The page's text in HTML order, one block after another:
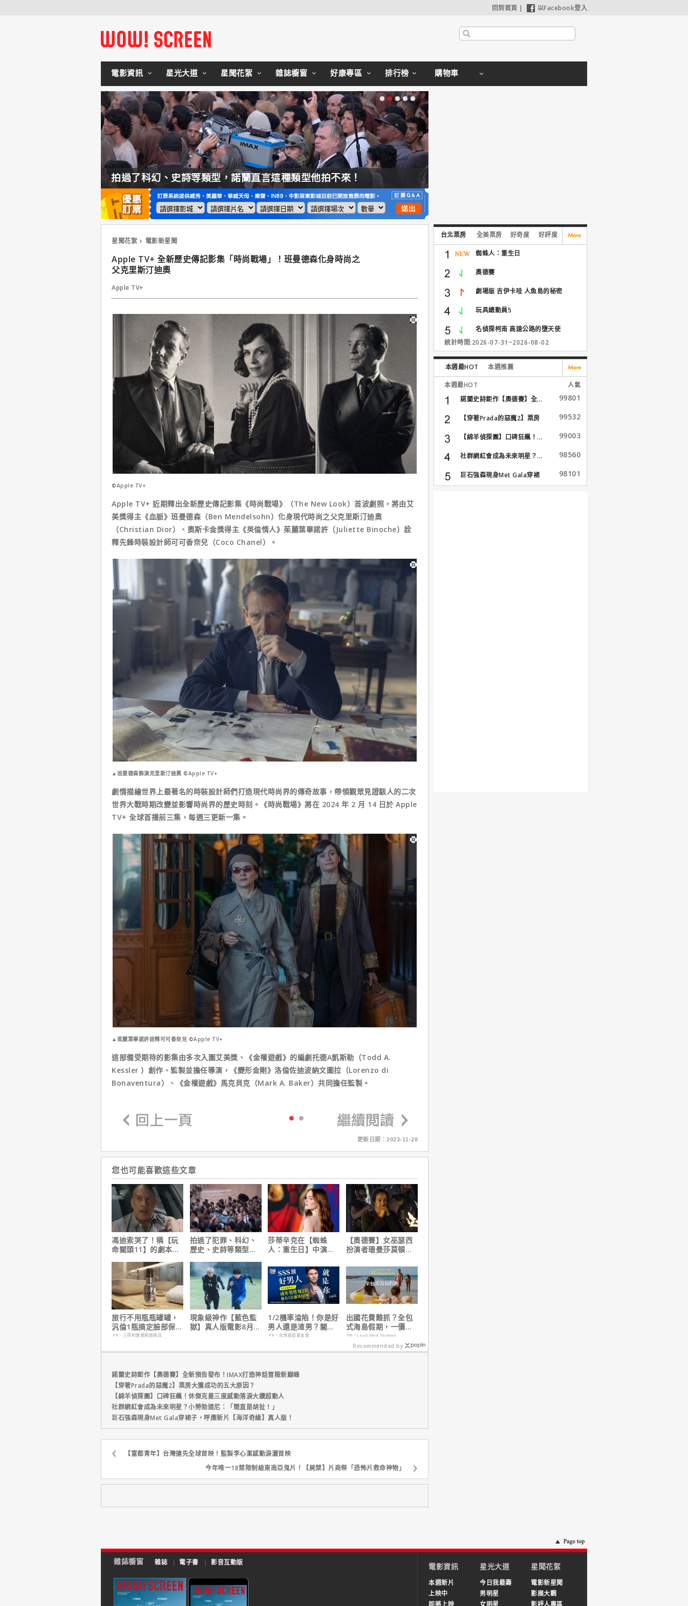
回到首頁 | 以Facebook登入
電影資訊 星光大道 星聞花絮 雜誌櫥窗 好康專區 排行榜 購物車
拍過了科幻、史詩等類型，諾蘭直言這種類型他拍不來！
星聞花絮 電影新星聞
Apple TV+ 全新歷史傳記影集「時尚戰場」！班曼德森化身時尚之
父克里斯汀迪奧
Apple TV+
©Apple TV+
Apple TV+ 近期釋出全新歷史傳記影集《時尚戰場》（The New Look）首波劇照，將由艾
美獎得主《血脈》班曼德森（Ben Mendelsohn）化身現代時尚之父克里斯汀迪奧
（Christian Dior）、奧斯卡金獎得主《英倫情人》茱麗葉畢諾許（Juliette Binoche）詮
釋先鋒時裝設計師可可香奈兒（Coco Chanel）。
▲班曼德森飾演克里斯汀迪奧 ©Apple TV+
劇情描繪世界上最著名的時裝設計師們打造現代時尚界的傳奇故事，帶領觀眾見證駭人的二次
世界大戰時期改變並影響時尚界的歷史時刻。《時尚戰場》將在 2024 年 2 月 14 日於 Apple
TV+ 全球首播前三集，每週三更新一集。
▲茱麗葉畢諾許詮釋可可香奈兒 ©Apple TV+
這部備受期待的影集由多次入圍艾美獎、《金權遊戲》的編劇托德A凱斯勒（Todd A.
Kessler ）創作、監製並擔任導演，《變形金剛》洛倫佐迪波納文圖拉（Lorenzo di
Bonaventura）、《金權遊戲》馬克貝克（Mark A. Baker）共同擔任監製。
更新日期：2023-11-28
您也可能喜歡這些文章
馮迪索哭了！稱【玩
命關頭11】的劇本是
拍過了犯罪、科幻、
歷史、史詩等類型，
拍不來！
莎蒂辛克在【蜘蛛
人：重生日】中演的
下伏筆？
【奧德賽】女巫瑟西
扮演者珊曼莎莫頓曝
戲！
旅行不用瓶瓶罐罐，
汎倫1瓶搞定臉部保
養！
PR・三得利健康網路商店
現象級神作【藍色監
獄】真人版電影8月火
1/2機率淪陷！你是好
男人還是渣男？關鍵
在這
PR・台灣癌症基金會
出國花費難抓？全包
式海島假期，一價搞
定食宿玩樂，省錢更
省心！
PR・Club Med Taiwan
Recommended by
諾蘭史詩鉅作【奧德賽】全新預告發布！IMAX打造神話冒險新巔峰
【穿著Prada的惡魔2】票房大獲成功的五大原因？
【綿羊偵探團】口碑狂飆！休傑克曼三度感動落淚大讚超動人
社群網紅會成為未來明星？小勞勃道尼：「簡直是胡扯！」
巨石強森現身Met Gala穿裙子，呼應新片【海洋奇緣】真人版！
【富都青年】台灣搶先全球首映！監製李心潔感動淚灑首映
今年唯一18禁限制級東南亞鬼片！【屍禁】片商祭「恐怖片救命神物」
台北票房 全美票房 好奇度 好評度
蜘蛛人：重生日
奧德賽
劇場版 吉伊卡哇 人魚島的秘密
玩具總動員5
名偵探柯南 高速公路的墮天使
統計時間:2026-07-31~2026-08-02
本週最HOT 本週推薦
本週最HOT
人氣
諾蘭史詩鉅作【奧德賽】全...
99801
【穿著Prada的惡魔2】票房
99532
【綿羊偵探團】口碑狂飆！... 99003
社群網紅會成為未來明星？... 98560
巨石強森現身Met Gala穿裙
子...
98101
雜誌櫥窗 雜誌 | 電子書 | 影音互動版 電影資訊
本週新片
上映中
即將上映
星光大道
今日我最壽
男明星
女明星
星聞花絮
電影新星聞
影展大觀
影評人專區